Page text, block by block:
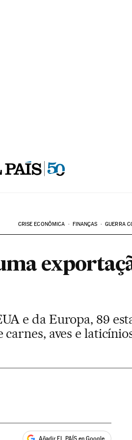
CRISE ECONÔMICA FINANÇAS GUERRA
e da Europa, 89
aves e
Añadir EL PAÍS en Google